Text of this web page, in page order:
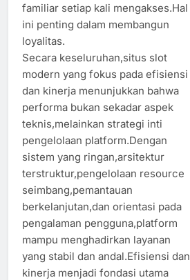
familiar setiap kali mengakses.Hal
ini penting dalam membangun
loyalitas.
Secara keseluruhan,situs slot
modern yang fokus pada efisiensi
dan kinerja menunjukkan bahwa
performa bukan sekadar aspek
teknis,melainkan strategi inti
pengelolaan platform.Dengan
sistem yang ringan,arsitektur
terstruktur,pengelolaan resource
seimbang,pemantauan
berkelanjutan,dan orientasi pada
pengalaman pengguna,platform
mampu menghadirkan layanan
yang stabil dan andal.Efisiensi dan
kinerja menjadi fondasi utama